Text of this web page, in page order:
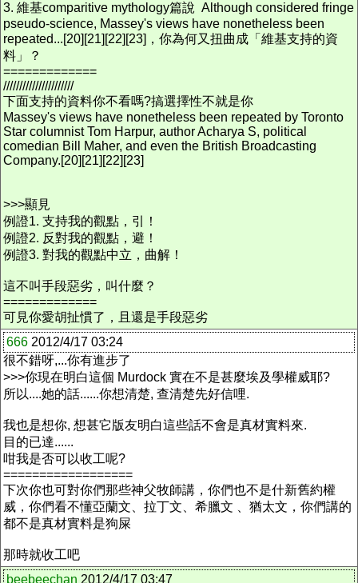
3. 維基comparitive mythology篇說 Although considered fringe
pseudo-science, Massey's views have nonetheless been
repeated...[20][21][22][23]，你為何又扭曲成「維基支持的資
料」？
=============
//////////////////////
下面支持的資料你不看嗎?搞選擇性不就是你
Massey's views have nonetheless been repeated by Toronto
Star columnist Tom Harpur, author Acharya S, political
comedian Bill Maher, and even the British Broadcasting
Company.[20][21][22][23]
>>>顯見
例證1. 支持我的觀點，引！
例證2. 反對我的觀點，避！
例證3. 對我的觀點中立，曲解！
這不叫手段惡劣，叫什麼？
=============
可見你愛胡扯慣了，且還是手段惡劣
666 2012/4/17 03:24
很不錯呀,...你有進步了
>>>你現在明白這個 Murdock 實在不是甚麼埃及學權威耶?
所以....她的話......你想清楚, 查清楚先好信哩.
我也是想你, 想甚它版友明白這些話不會是真材實料來.
目的已達......
咁我是否可以收工呢?
==================
下次你也可對你們那些神父牧師講，你們也不是什新舊約權
威，你們看不懂亞蘭文、拉丁文、希臘文 、猶太文，你們講的
都不是真材實料是狗屎
那時就收工吧
beebeechan 2012/4/17 03:47